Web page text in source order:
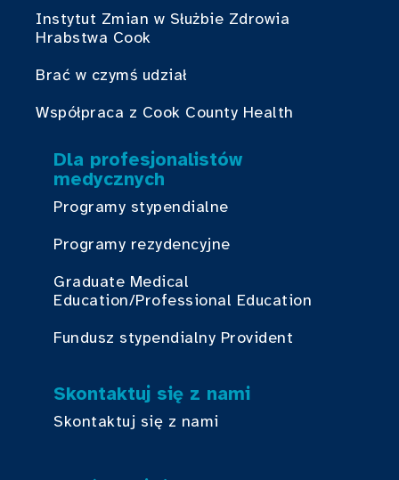
Instytut Zmian w Służbie Zdrowia
Hrabstwa Cook
Brać w czymś udział
Współpraca z Cook County Health
Dla profesjonalistów
medycznych
Programy stypendialne
Programy rezydencyjne
Graduate Medical
Education/Professional Education
Fundusz stypendialny Provident
Skontaktuj się z nami
Skontaktuj się z nami